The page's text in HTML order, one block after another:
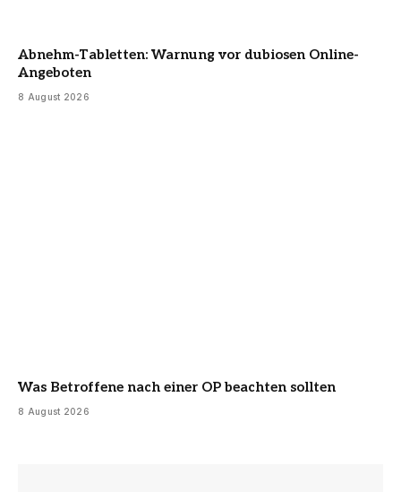
Abnehm-Tabletten: Warnung vor dubiosen Online-
Angeboten
8 August 2026
Was Betroffene nach einer OP beachten sollten
8 August 2026